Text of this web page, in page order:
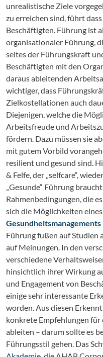
unrealistische Ziele
zu erreichen sind, führt
Beschäftigten. Führung ist
organisationaler Führung,
seites der Führungskraft
Beschäftigten mit den
daraus ableitenden
wichtiger, dass
Zielkostellationen auch
Diejenigen, welche die
Arbeitsfreude und
fördern. Dazu müssen sie
mit gutem Vorbild
resilient und gesund sind.
& Felfe, der „selfcare“,
„Gesunde“ Führung
Rahmenbedingungen, die
sich die Möglichkeiten
Gesundheitsmanagements
Führung fußen auf Studien
auf Meinungen. In den
verschiedene
hinsichtlich ihrer Wirkung
und Engagement von
einige sehr interessante
worden. Aus diesen
konkrete Empfehlungen für
ableiten – darum sollte es
Führungsstil gehen. Das